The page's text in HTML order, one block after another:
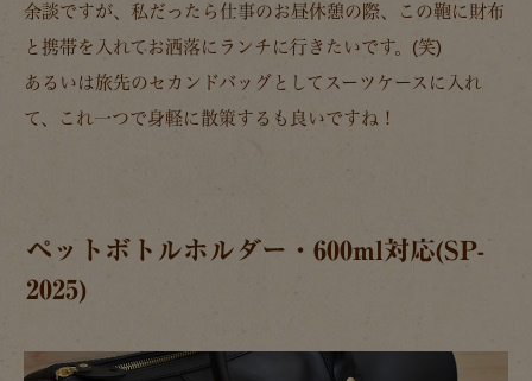
余談ですが、私だったら仕事のお昼休憩の際、この鞄に財布
と携帯を入れてお洒落にランチに行きたいです。(笑)
あるいは旅先のセカンドバッグとしてスーツケースに入れ
て、これ一つで身軽に散策するも良いですね！
ペットボトルホルダー・600ml対応(SP-
2025)